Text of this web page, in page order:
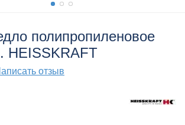
полипропиленовое
HEISSKRAFT
отзыв